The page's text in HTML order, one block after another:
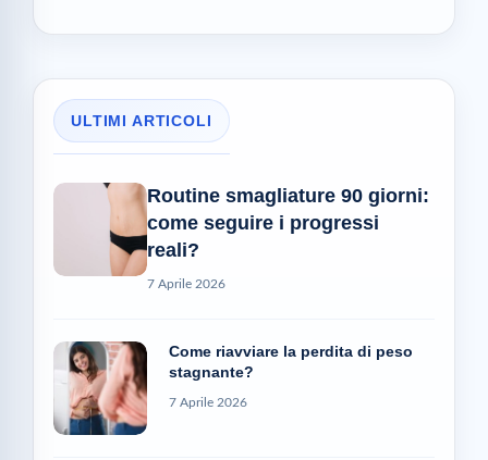
ULTIMI ARTICOLI
Routine smagliature 90 giorni:
come seguire i progressi
reali?
7 Aprile 2026
Come riavviare la perdita di peso
stagnante?
7 Aprile 2026